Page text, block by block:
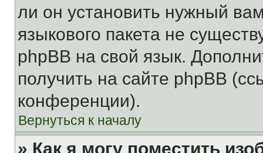
ли он установить нужный
языкового пакета не
phpBB на свой язык.
получить на сайте phpBB
конференции).
Вернуться к началу
» Как я могу поместить